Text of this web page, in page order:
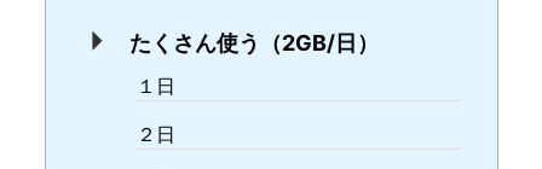
たくさん使う（2GB/日）
１日
２日